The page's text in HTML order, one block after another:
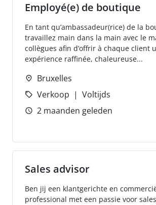
Employé(e) de boutique
En tant qu’ambassadeur(rice) de la
travaillez main dans la main avec le
collègues afin d’offrir à chaque client
expérience raffinée, chaleureuse...
Bruxelles
Verkoop
Voltijds
2 maanden geleden
Sales advisor
Ben jij een klantgerichte en
professional met een passie voor